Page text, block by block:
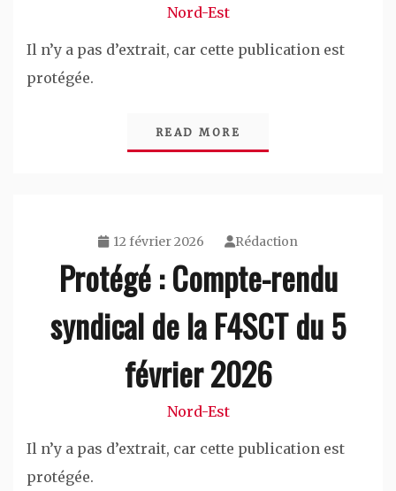
Nord-Est
Il n’y a pas d’extrait, car cette publication est
protégée.
READ MORE
12 février 2026 Rédaction
Protégé : Compte-rendu
syndical de la F4SCT du 5
février 2026
Nord-Est
Il n’y a pas d’extrait, car cette publication est
protégée.